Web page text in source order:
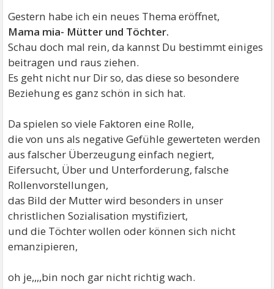
Gestern habe ich ein neues Thema eröffnet,
Mama mia- Mütter und Töchter.
Schau doch mal rein, da kannst Du bestimmt einiges
beitragen und raus ziehen.
Es geht nicht nur Dir so, das diese so besondere
Beziehung es ganz schön in sich hat.
Da spielen so viele Faktoren eine Rolle,
die von uns als negative Gefühle gewerteten werden
aus falscher Überzeugung einfach negiert,
Eifersucht, Über und Unterforderung, falsche
Rollenvorstellungen,
das Bild der Mutter wird besonders in unser
christlichen Sozialisation mystifiziert,
und die Töchter wollen oder können sich nicht
emanzipieren,
oh je,,,,bin noch gar nicht richtig wach.